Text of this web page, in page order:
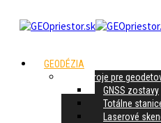
GEODÉZIA
Prístroje pre
GNSS zostavy
Totálne
Laserové